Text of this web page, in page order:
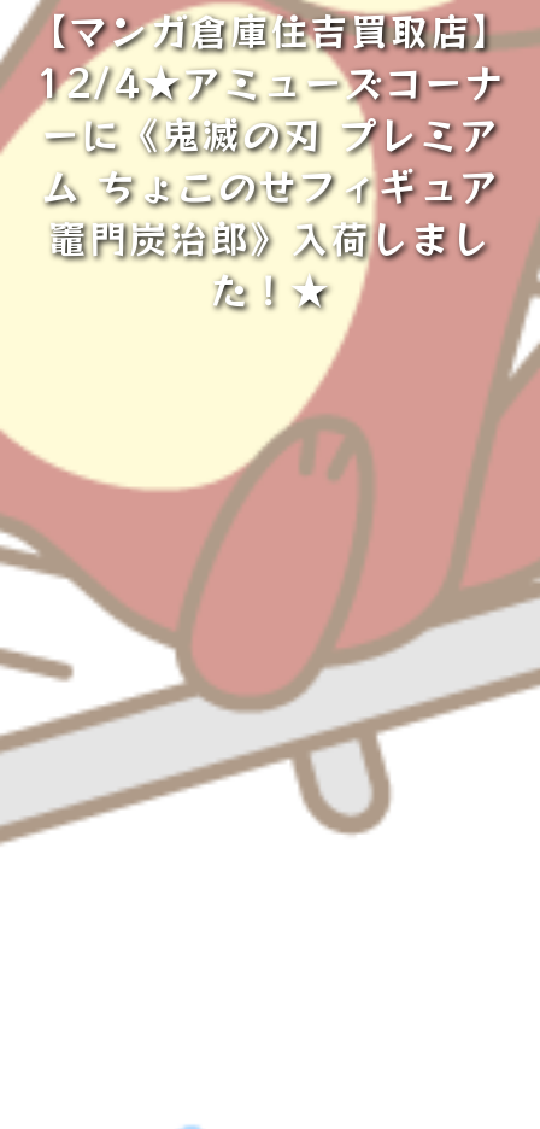
【マンガ倉庫住吉買取店】
12/4★アミューズコーナ
ーに《鬼滅の刃 プレミア
ム ちょこのせフィギュア
竈門炭治郎》入荷しまし
た！★